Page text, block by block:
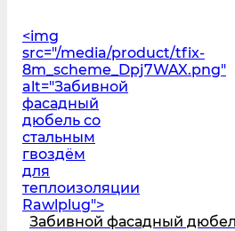
<img
src="/media/product/tfix-
8m_scheme_Dpj7WAX.png"
alt="Забивной
фасадный
дюбель со
стальным
гвоздём
для
теплоизоляции
Rawlplug">
Забивной фасадный